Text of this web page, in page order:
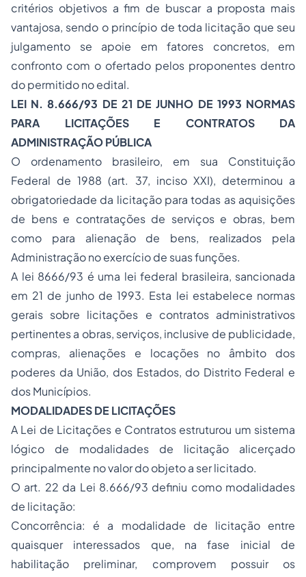
critérios objetivos a fim de buscar a proposta mais
vantajosa, sendo o princípio de toda licitação que seu
julgamento se apoie em fatores concretos, em
confronto com o ofertado pelos proponentes dentro
do permitido no edital.
LEI N. 8.666/93 DE 21 DE JUNHO DE 1993 NORMAS
PARA LICITAÇÕES E CONTRATOS DA
ADMINISTRAÇÃO PÚBLICA
O ordenamento brasileiro, em sua Constituição
Federal de 1988 (art. 37, inciso XXI), determinou a
obrigatoriedade da licitação para todas as aquisições
de bens e contratações de serviços e obras, bem
como para alienação de bens, realizados pela
Administração no exercício de suas funções.
A lei 8666/93 é uma lei federal brasileira, sancionada
em 21 de junhode1993. Esta lei estabelece normas
gerais sobre licitações e contratos administrativos
pertinentes a obras, serviços, inclusive de publicidade,
compras, alienações e locações no âmbito dos
poderes da União, dos Estados, do Distrito Federal e
dosMunicípios.
MODALIDADES DE LICITAÇÕES
A Lei de Licitações e Contratos estruturou um sistema
lógico de modalidades de licitação alicerçado
principalmente no valor do objeto a ser licitado.
O art. 22 da Lei 8.666/93 definiu como modalidades
de licitação:
Concorrência: é a modalidade de licitação entre
quaisquer interessados que, na fase inicial de
habilitação preliminar, comprovem possuir os